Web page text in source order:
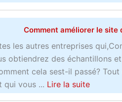
s
f
f
r
e
t
e
n
e
z
l
s
r
q
u
a
b
l
e
t
f
a
i
e
o
t
L
i
s
e
Comment améliorer le site
les autres entreprises
obtiendrez des échantillons
cela sest-il passé?
qui vous ... Lire la suitea